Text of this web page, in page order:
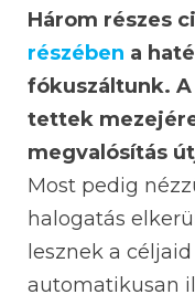
Három részes
részében a
fókuszáltunk. A
tettek
megvalósítás
Most pedig
halogatás
lesznek a
automatikusan